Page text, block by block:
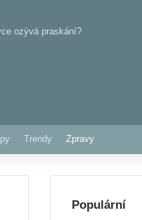
ozývá praskání?
Trendy Zpravy
Populární